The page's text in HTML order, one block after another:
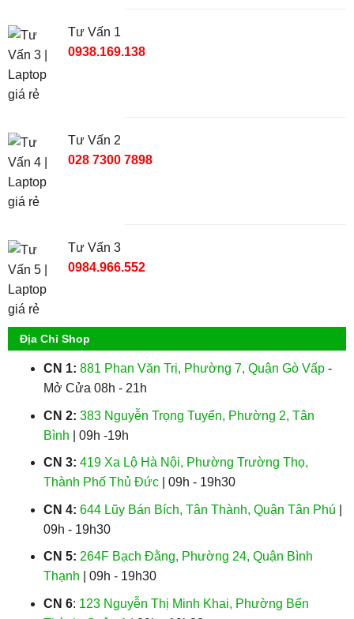
Tư Vấn 1
0938.169.138
Tư Vấn 2
028 7300 7898
Tư Vấn 3
0984.966.552
Địa Chỉ Shop
CN 1: 881 Phan Văn Trị, Phường 7, Quận Gò Vấp-
Mở Cửa 08h - 21h
CN 2: 383 Nguyễn Trọng Tuyển, Phường 2, Tân
Bình | 09h -19h
CN 3: 419 Xa Lộ Hà Nội, Phường Trường Thọ,
Thành Phố Thủ Đức| 09h - 19h30
CN 4: 644 Lũy Bán Bích, Tân Thành, Quận Tân Phú
09h - 19h30
CN 5: 264F Bạch Đằng, Phường 24, Quận Bình
Thạnh | 09h - 19h30
CN 6: 123 Nguyễn Thị Minh Khai, Phường Bến